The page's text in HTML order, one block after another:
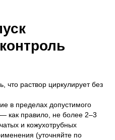
что раствор циркулирует без
в пределах допустимого
как правило, не более 2–3
и кожухотрубных
(уточняйте по